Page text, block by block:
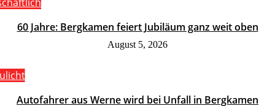
60 Jahre: Bergkamen feiert Jubiläum ganz weit oben
August 5, 2026
Autofahrer aus Werne wird bei Unfall in Bergkamen